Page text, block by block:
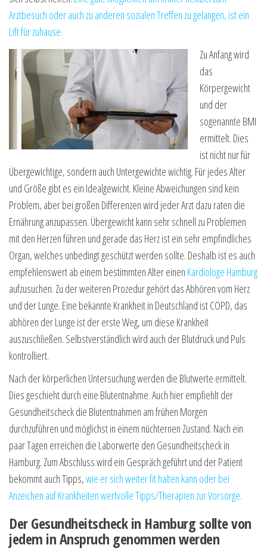
Arztbesuch oder auch zu anderen sozialen Treffen zu gelangen, ist ein
Lift für zuhause.
Zu Anfang wird
das
Körpergewicht
und der
sogenannte BMI
ermittelt. Dies
ist nicht nur für
Übergewichtige, sondern auch Untergewichte wichtig. Für jedes Alter
und Größe gibt es ein Idealgewicht. Kleine Abweichungen sind kein
Problem, aber bei großen Differenzen wird jeder Arzt dazu raten die
Ernährung anzupassen. Übergewicht kann sehr schnell zu Problemen
mit den Herzen führen und gerade das Herz ist ein sehr empfindliches
Organ, welches unbedingt geschützt werden sollte. Deshalb ist es auch
empfehlenswert ab einem bestimmten Alter einen Kardiologe Hamburg
aufzusuchen. Zu der weiteren Prozedur gehört das Abhören vom Herz
und der Lunge. Eine bekannte Krankheit in Deutschland ist COPD, das
abhören der Lunge ist der erste Weg, um diese Krankheit
auszuschließen. Selbstverständlich wird auch der Blutdruck und Puls
kontrolliert.
Nach der körperlichen Untersuchung werden die Blutwerte ermittelt.
Dies geschieht durch eine Blutentnahme. Auch hier empfiehlt der
Gesundheitscheck die Blutentnahmen am frühen Morgen
durchzuführen und möglichst in einem nüchternen Zustand. Nach ein
paar Tagen erreichen die Laborwerte den Gesundheitscheck in
Hamburg. Zum Abschluss wird ein Gespräch geführt und der Patient
bekommt auch Tipps,wie er sich weiter fit halten kann oder bei
Anzeichen auf Krankheiten wertvolle Tipps/Therapien zur Vorsorge.
Der Gesundheitscheck in Hamburg sollte von
jedem in Anspruch genommen werden